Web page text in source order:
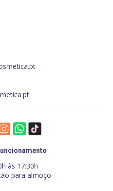
às 17:30h
para almoço